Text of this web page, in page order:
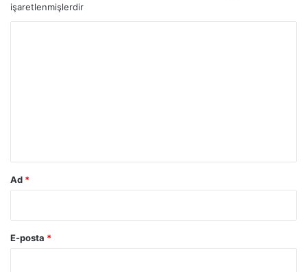
işaretlenmişlerdir
Ad *
E-posta *